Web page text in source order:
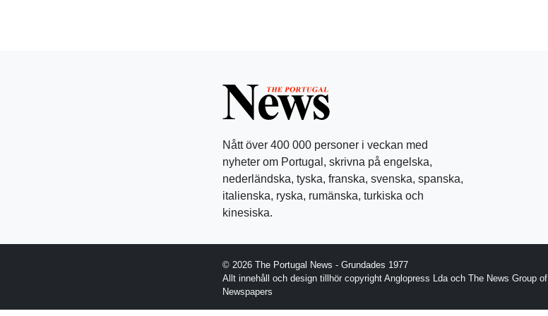
Nått över 400 000 personer i veckan med
nyheter om Portugal, skrivna på engelska,
nederländska, tyska, franska, svenska, spanska,
italienska, ryska, rumänska, turkiska och
kinesiska.
© 2026 The Portugal News - Grundades 1977
Allt innehåll och design tillhör copyright Anglopress Lda och The News Group of
Newspapers